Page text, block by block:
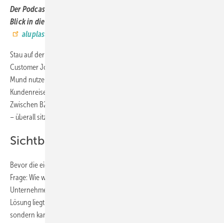
Der Podcast Drivers´Seat, der die Branche auf Trab hält – der
Blick in die Welt der Fensterbranche wird Ihnen präsentiert von
aluplast
Stau auf der Autobahn – perfekte Gelegenheit für ein Gespräch über
Customer Journey. Dr. Stefan Lackner, Reinhold Kober und Daniel
Mund nutzen die Zwangspause für eine intensive Diskussion über
Kundenreisen in der Fensterbranche. Dabei wird schnell klar:
Zwischen B2B und B2C gibt es Unterschiede, aber eines bleibt gleich
– überall sitzen Menschen.
Sichtbarkeit als Grundvoraussetzung
Bevor die eigentliche Customer Journey beginnt, steht eine zentrale
Frage: Wie werde ich überhaupt sichtbar? Stefan Lackner: "Viele
Unternehmen sind Hidden Champions, die nicht sichtbar sind." Die
Lösung liegt nicht zwangsläufig in teurer Prominenz-Werbung,
sondern kann auch über Authentizität funktionieren.